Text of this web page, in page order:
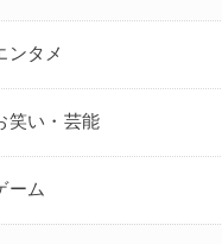
ンタメ
笑い・芸能
ーム